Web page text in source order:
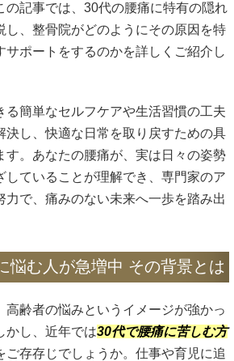
の記事では、30代の腰痛に特有の隠れ
し、整骨院がどのようにその原因を特
サポートをするのかを詳しくご紹介し
る簡単なセルフケアや生活習慣の工夫
決し、快適な日常を取り戻すための具
す。あなたの腰痛が、実は日々の姿勢
していることが理解でき、専門家のア
力で、痛みのない未来へ一歩を踏み出
悩む人が急増中 その背景とは
高齢者の悩みというイメージが強かっ
かし、近年では30代で腰痛に苦しむ方
ご存存じでしょうか。仕事や育児に追